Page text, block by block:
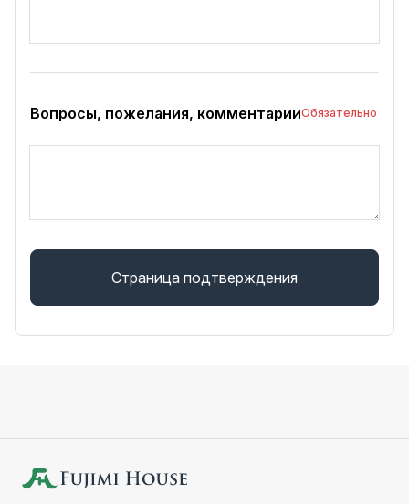
Вопросы, пожелания, комментарииОбязательно
Страница подтверждения